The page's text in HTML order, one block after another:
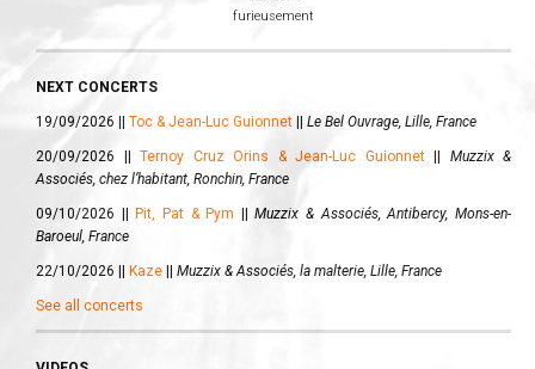
furieusement
NEXT CONCERTS
19/09/2026 || Toc & Jean-Luc Guionnet || Le Bel Ouvrage, Lille, France
20/09/2026 || Ternoy Cruz Orins & Jean-Luc Guionnet|| Muzzix &
Associés, chez l’habitant, Ronchin, France
09/10/2026 ||Pit, Pat & Pym ||Muzzix & Associés, Antibercy, Mons-en-
Baroeul, France
22/10/2026 || Kaze || Muzzix & Associés, la malterie, Lille, France
See all concerts